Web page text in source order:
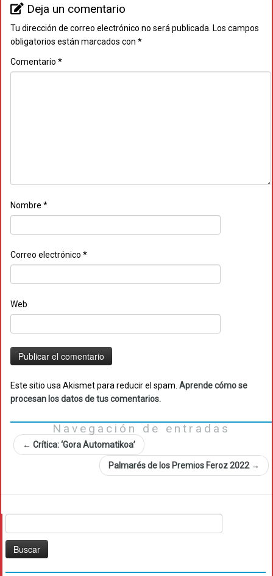
Deja un comentario
Tu dirección de correo electrónico no será publicada. Los campos
obligatorios están marcados con *
Comentario *
Nombre *
Correo electrónico *
Web
Este sitio usa Akismet para reducir el spam. Aprende cómo se
procesan los datos de tus comentarios.
Navegación de entradas
← Crítica: ‘Gora Automatikoa’
Palmarés de los Premios Feroz 2022 →